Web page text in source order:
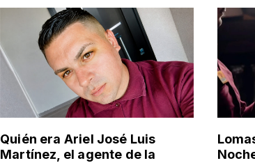
Quién era Ariel José Luis
Martínez, el agente de la